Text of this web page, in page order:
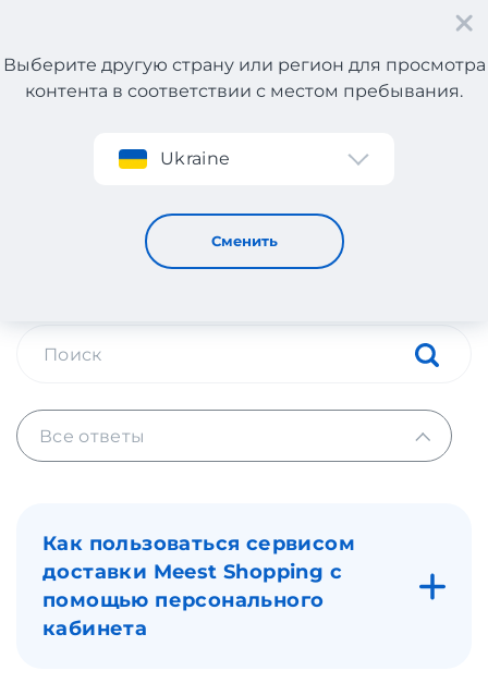
Регистрация
Выберите другую страну или регион для просмотра
контента в соответствии с местом пребывания.
Ukraine
Сменить
Рекомендации и инструкции
Рекомендации и
инструкции
Все ответы
Как пользоваться сервисом
доставки Meest Shopping с
помощью персонального
кабинета